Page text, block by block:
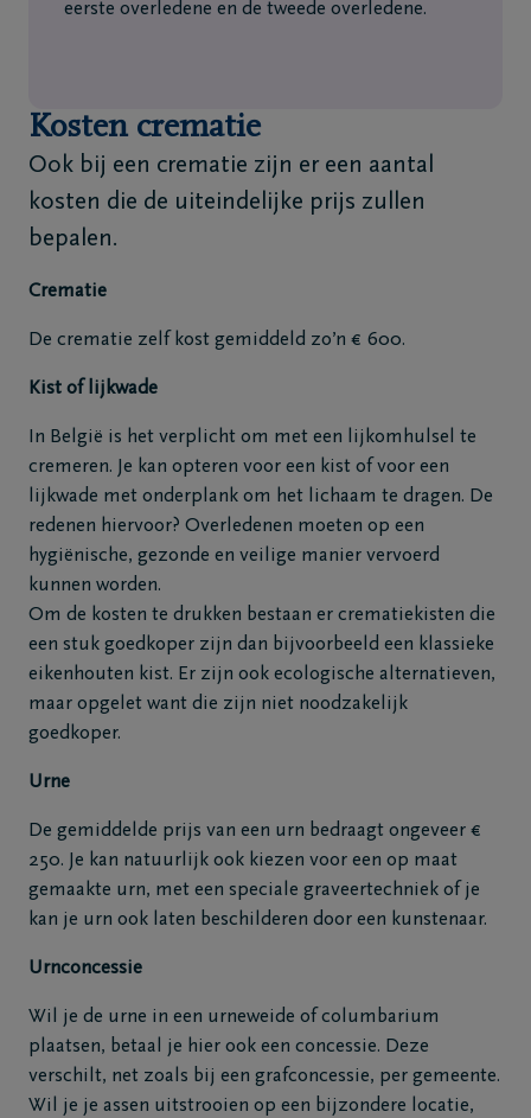
eerste overledene en de tweede overledene.
Kosten crematie
Ook bij een crematie zijn er een aantal
kosten die de uiteindelijke prijs zullen
bepalen.
Crematie
De crematie zelf kost gemiddeld zo’n € 600.
Kist of lijkwade
In België is het verplicht om met een lijkomhulsel te
cremeren. Je kan opteren voor een kist of voor een
lijkwade met onderplank om het lichaam te dragen. De
redenen hiervoor? Overledenen moeten op een
hygiënische, gezonde en veilige manier vervoerd
kunnen worden.
Om de kosten te drukken bestaan er crematiekisten die
een stuk goedkoper zijn dan bijvoorbeeld een klassieke
eikenhouten kist. Er zijn ook ecologische alternatieven,
maar opgelet want die zijn niet noodzakelijk
goedkoper.
Urne
De gemiddelde prijs van een urn bedraagt ongeveer €
250. Je kan natuurlijk ook kiezen voor een op maat
gemaakte urn, met een speciale graveertechniek of je
kan je urn ook laten beschilderen door een kunstenaar.
Urnconcessie
Wil je de urne in een urneweide of columbarium
plaatsen, betaal je hier ook een concessie. Deze
verschilt, net zoals bij een grafconcessie, per gemeente.
Wil je je assen uitstrooien op een bijzondere locatie,